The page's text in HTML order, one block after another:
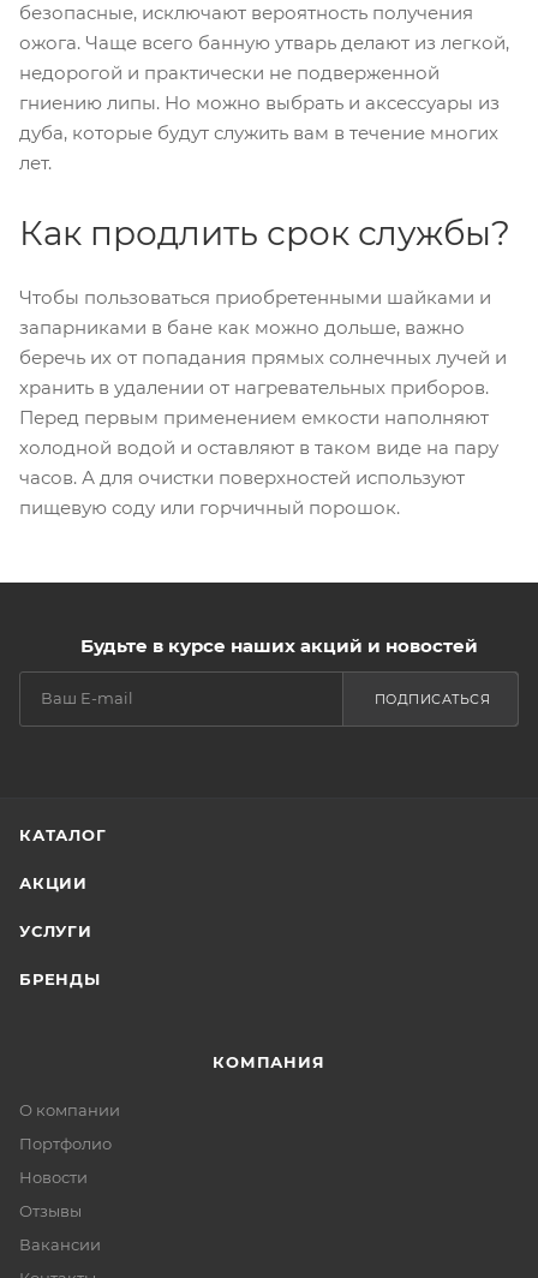
безопасные, исключают вероятность получения
ожога. Чаще всего банную утварь делают из легкой,
недорогой и практически не подверженной
гниению липы. Но можно выбрать и аксессуары из
дуба, которые будут служить вам в течение многих
лет.
Как продлить срок службы?
Чтобы пользоваться приобретенными шайками и
запарниками в бане как можно дольше, важно
беречь их от попадания прямых солнечных лучей и
хранить в удалении от нагревательных приборов.
Перед первым применением емкости наполняют
холодной водой и оставляют в таком виде на пару
часов. А для очистки поверхностей используют
пищевую соду или горчичный порошок.
Будьте в курсе наших акций и новостей
ПОДПИСАТЬСЯ
КАТАЛОГ
АКЦИИ
УСЛУГИ
БРЕНДЫ
КОМПАНИЯ
О компании
Портфолио
Новости
Отзывы
Вакансии